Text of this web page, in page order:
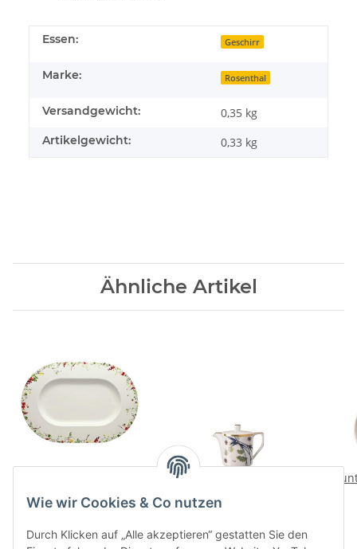
Essen: Geschirr
Marke: Rosenthal
Versandgewicht: 0,35 kg
Artikelgewicht: 0,33 kg
Ähnliche Artikel
41 cm
194,00 CHF*
175,00 CHF
Wie wir Cookies & Co nutzen
Durch Klicken auf „Alle akzeptieren“ gestatten Sie den